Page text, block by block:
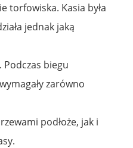
torfowiska. Kasia była
jednak jaką
Podczas biegu
zarówno
podłoże, jak i